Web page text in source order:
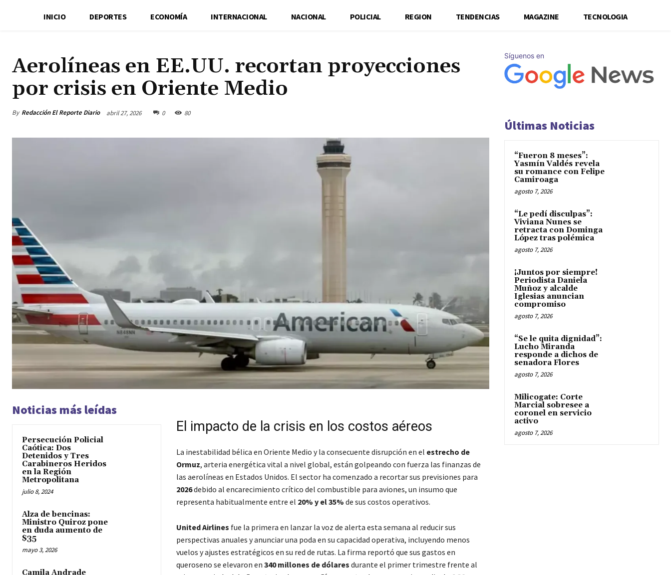
INICIO DEPORTES ECONOMÍA INTERNACIONAL NACIONAL POLICIAL REGION TENDENCIAS MAGAZINE TECNOLOGIA
Aerolíneas en EE.UU. recortan proyecciones
por crisis en Oriente Medio
By Redacción El Reporte Diario abril 27, 2026 0 80
Noticias más leídas
Persecución Policial
Caótica: Dos
Detenidos y Tres
Carabineros Heridos
en la Región
Metropolitana
julio 8, 2024
Alza de bencinas:
Ministro Quiroz pone
en duda aumento de
$35
mayo 3, 2026
Camila Andrade
El impacto de la crisis en los costos aéreos
La inestabilidad bélica en Oriente Medio y la consecuente disrupción en el estrecho de
Ormuz, arteria energética vital a nivel global, están golpeando con fuerza las finanzas de
las aerolíneas en Estados Unidos. El sector ha comenzado a recortar sus previsiones para
2026debido al encarecimiento crítico del combustible para aviones, un insumo que
representa habitualmente entre el 20% y el 35% de sus costos operativos.
United Airlines fue la primera en lanzar la voz de alerta esta semana al reducir sus
perspectivas anuales y anunciar una poda en su capacidad operativa, incluyendo menos
vuelos y ajustes estratégicos en su red de rutas. La firma reportó que sus gastos en
queroseno se elevaron en 340 millones de dólares durante el primer trimestre frente al
Síguenos en
Últimas Noticias
“Fueron 8 meses”:
Yasmín Valdés revela
su romance con Felipe
Camiroaga
agosto 7, 2026
“Le pedí disculpas”:
Viviana Nunes se
retracta con Dominga
López tras polémica
agosto 7, 2026
¡Juntos por siempre!
Periodista Daniela
Muñoz y alcalde
Iglesias anuncian
compromiso
agosto 7, 2026
“Se le quita dignidad”:
Lucho Miranda
responde a dichos de
senadora Flores
agosto 7, 2026
Milicogate: Corte
Marcial sobresee a
coronel en servicio
activo
agosto 7, 2026